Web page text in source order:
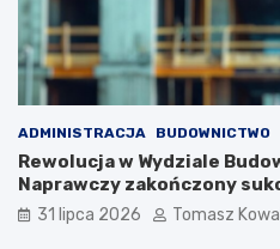
ADMINISTRACJA BUDOWNICTWO
Rewolucja w Wydziale
Naprawczy zakończony
31 lipca 2026 Tomasz